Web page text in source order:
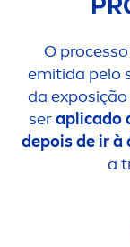
O
emitida pelo
da
seraplicado
depois de ir à
a